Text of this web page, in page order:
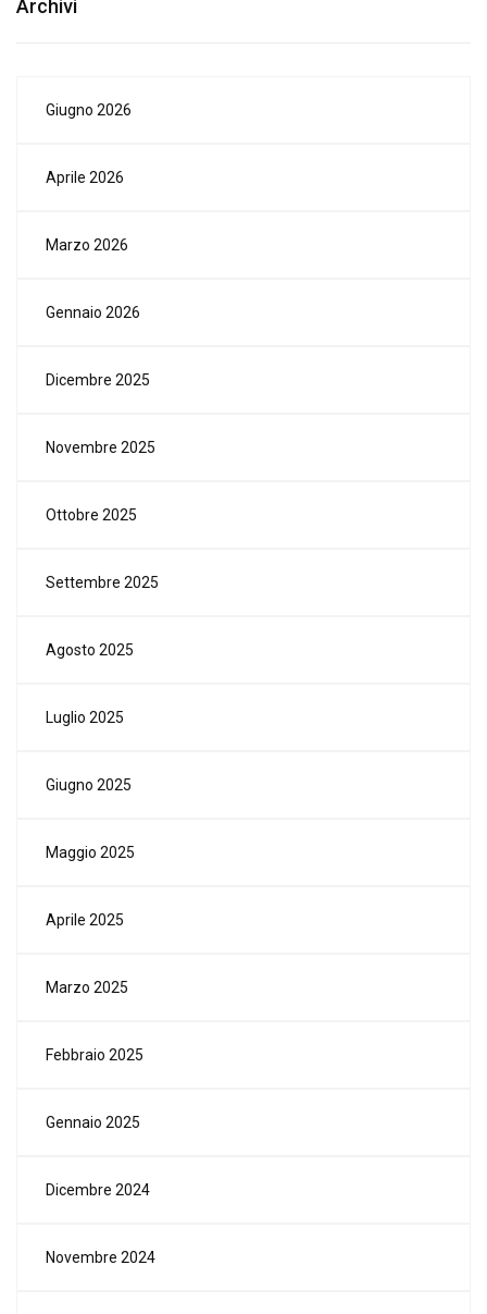
Archivi
Giugno 2026
Aprile 2026
Marzo 2026
Gennaio 2026
Dicembre 2025
Novembre 2025
Ottobre 2025
Settembre 2025
Agosto 2025
Luglio 2025
Giugno 2025
Maggio 2025
Aprile 2025
Marzo 2025
Febbraio 2025
Gennaio 2025
Dicembre 2024
Novembre 2024